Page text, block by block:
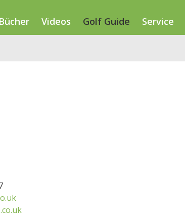
Bücher Videos Golf Guide Service